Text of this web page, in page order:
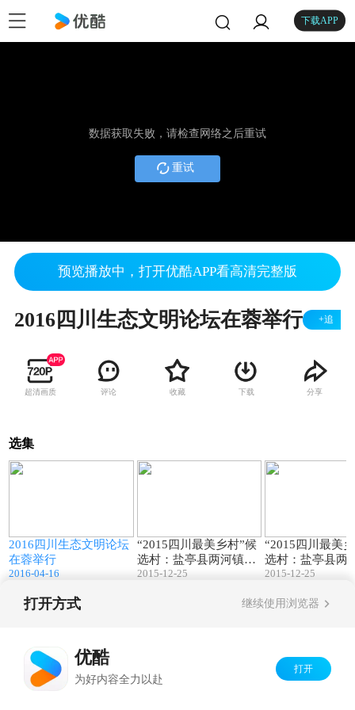
下载APP
数据获取失败，请检查网络之后重试
重试
预览播放中，打开优酷APP看高清完整版
2016四川生态文明论坛在蓉举行 +追
超清画质 评论 收藏 下载 分享
选集
2016四川生态文明论坛
在蓉举行
2016-04-16
“2015四川最美乡村”候
选村：盐亭县两河镇鳌
鱼村
2015-12-25
“2015四川最美
选村：盐亭县两
团村
2015-12-25
打开方式 继续使用浏览器
优酷
为好内容全力以赴
打开